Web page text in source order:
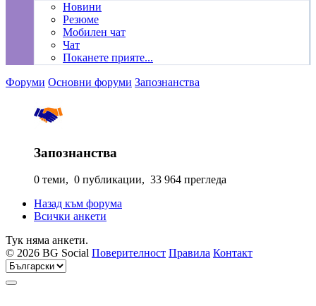
Новини
Резюме
Мобилен чат
Чат
Поканете прияте...
Форуми Основни форуми Запознанства
Запознанства
0 теми, 0 публикации, 33 964 прегледа
Назад към форума
Всички анкети
Тук няма анкети.
© 2026 BG Social Поверителност Правила Контакт